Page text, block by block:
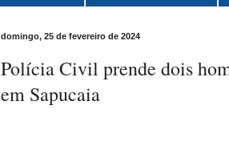
domingo, 25 de fevereiro de 2024
Polícia Civil prende dois
em Sapucaia